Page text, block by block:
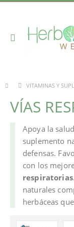
Toggle
VITAMINAS Y
VÍAS
Apoya la
suplemento
defensas.
con los
respiratorias
naturales
herbáceas